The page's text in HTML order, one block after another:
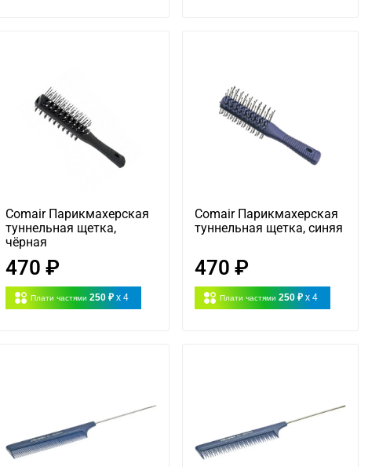
Comair Парикмахерская
туннельная щетка,
чёрная
470 ₽
Плати частями 250 ₽ x 4
Comair Парикмахерская
туннельная щетка, синяя
470 ₽
Плати частями 250 ₽ x 4